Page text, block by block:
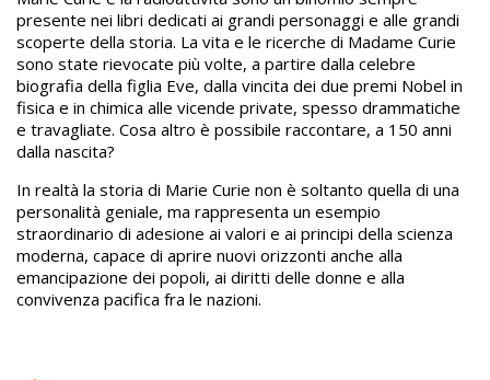
presente nei libri dedicati ai grandi personaggi e alle grandi
scoperte della storia. La vita e le ricerche di Madame Curie
sono state rievocate più volte, a partire dalla celebre
biografia della figlia Eve, dalla vincita dei due premi Nobel in
fisica e in chimica alle vicende private, spesso drammatiche
e travagliate. Cosa altro è possibile raccontare, a 150 anni
dalla nascita?
In realtà la storia di Marie Curie non è soltanto quella di una
personalità geniale, ma rappresenta un esempio
straordinario di adesione ai valori e ai principi della scienza
moderna, capace di aprire nuovi orizzonti anche alla
emancipazione dei popoli, ai diritti delle donne e alla
convivenza pacifica fra le nazioni.